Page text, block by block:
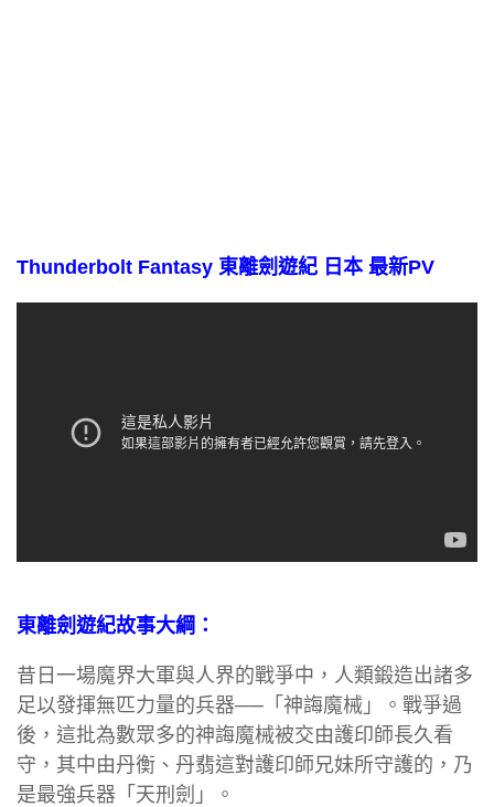
Thunderbolt Fantasy 東離劍遊紀 日本 最新PV
東離劍遊紀故事大綱：
昔日一場魔界大軍與人界的戰爭中，人類鍛造出諸多
足以發揮無匹力量的兵器──「神誨魔械」。戰爭過
後，這批為數眾多的神誨魔械被交由護印師長久看
守，其中由丹衡、丹翡這對護印師兄妹所守護的，乃
是最強兵器「天刑劍」。